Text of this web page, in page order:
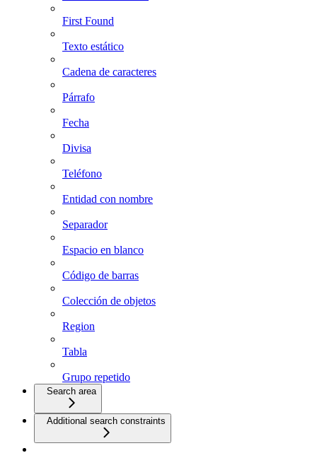
First Found
Texto estático
Cadena de caracteres
Párrafo
Fecha
Divisa
Teléfono
Entidad con nombre
Separador
Espacio en blanco
Código de barras
Colección de objetos
Region
Tabla
Grupo repetido
Search area
Additional search constraints